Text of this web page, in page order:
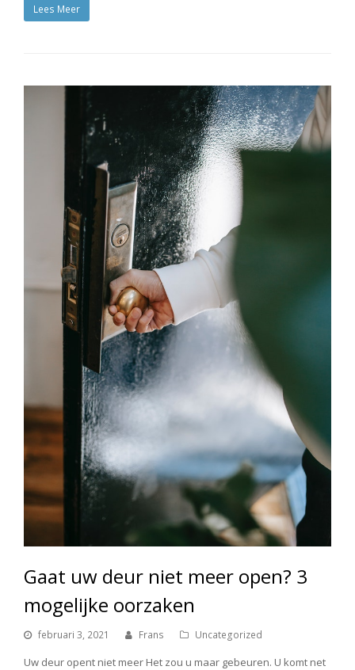
Lees Meer
Gaat uw deur niet meer open? 3
mogelijke oorzaken
februari 3, 2021 Frans Uncategorized
Uw deur opent niet meer Het zou u maar gebeuren. U komt net